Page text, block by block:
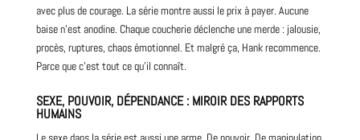
avec plus de courage. La série montre aussi le prix à payer. Aucune
baise n’est anodine. Chaque coucherie déclenche une merde : jalousie,
procès, ruptures, chaos émotionnel. Et malgré ça, Hank recommence.
Parce que c’est tout ce qu’il connaît.
SEXE, POUVOIR, DÉPENDANCE : MIROIR DES RAPPORTS
HUMAINS